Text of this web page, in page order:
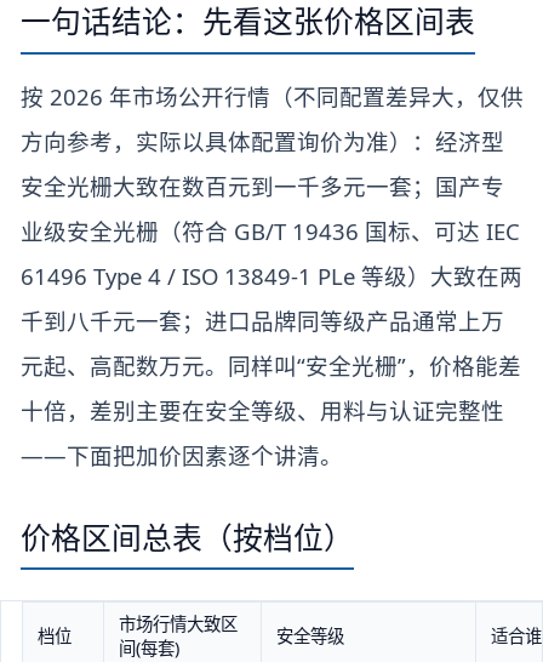
一句话结论：先看这张价格区间表
按 2026 年市场公开行情（不同配置差异大，仅供
方向参考，实际以具体配置询价为准）：经济型
安全光栅大致在数百元到一千多元一套；国产专
业级安全光栅（符合 GB/T 19436 国标、可达 IEC
61496 Type 4 / ISO 13849-1 PLe 等级）大致在两
千到八千元一套；进口品牌同等级产品通常上万
元起、高配数万元。同样叫“安全光栅”，价格能差
十倍，差别主要在安全等级、用料与认证完整性
——下面把加价因素逐个讲清。
价格区间总表（按档位）
档位
市场行情大致区
间(每套)
安全等级 适合谁